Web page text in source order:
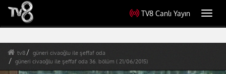
TV8 Canlı Yayın
tv8
güneri civaoğlu ile şeffaf oda
güneri civaoğlu ile şeffaf oda 36. bölüm ( 21/06/2015)